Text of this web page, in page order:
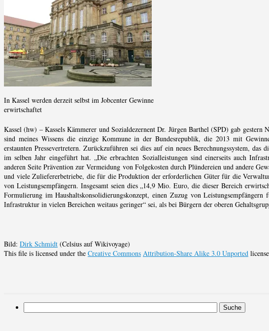
In Kassel werden derzeit selbst im Jobcenter Gewinne
erwirtschaftet
Kassel (hw) – Kassels Kämmerer und Sozialdezernent Dr. Jürgen Barthel (SPD) gab gestern
sind meines Wissens die einzige Kommune in der Bundesrepublik, die 2013 mit
erstaunten Pressevertretern. Zurückzuführen sei dies auf ein neues Berechnungssystem, das
im selben Jahr eingeführt hat. „Die erbrachten Sozialleistungen sind einerseits auch
anderen Seite Prävention zur Vermeidung von Folgekosten durch Plündereien und andere
und viele Zuliefererbetriebe, die für die Produktion der erforderlichen Güter für die
von Leistungsempfängern. Insgesamt seien dies „14,9 Mio. Euro, die dieser Bereich
Formulierung im Haushaltskonsolidierungskonzept, einen Zuzug von
Infrastruktur in vielen Bereichen weitaus geringer“ sei, als bei Bürgern der oberen
Bild: Dirk Schmidt (Celsius auf Wikivoyage)
This file is licensed under the Creative Commons Attribution-Share Alike 3.0 Unported